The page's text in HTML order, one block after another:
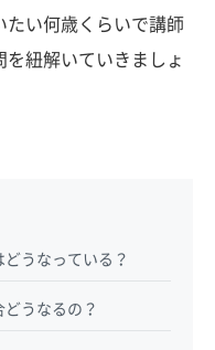
たい何歳くらいで講師
紐解いていきましょ
うなっている？
うなるの？